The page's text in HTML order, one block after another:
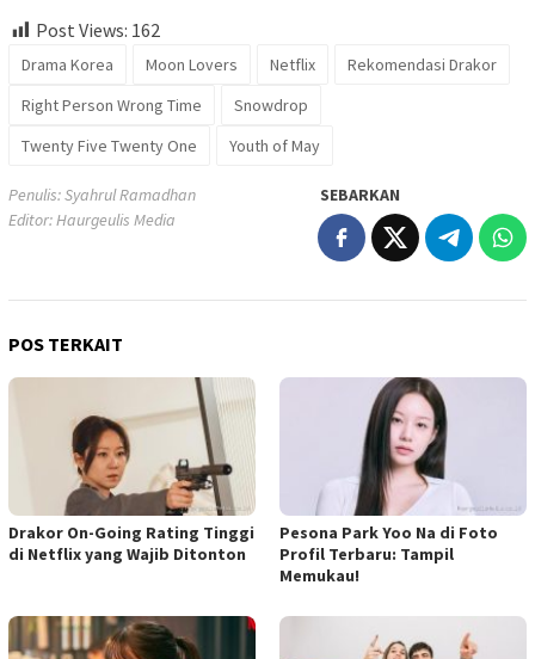
Post Views: 162
Drama Korea Moon Lovers Netflix
Rekomendasi Drakor
Right Person Wrong Time
Snowdrop
Twenty Five Twenty One
Youth of May
Penulis: Syahrul Ramadhan
Editor: Haurgeulis Media
SEBARKAN
POS TERKAIT
Drakor On-Going Rating Tinggi
di Netflix yang Wajib Ditonton
Pesona Park Yoo Na di Foto
Profil Terbaru: Tampil
Memukau!